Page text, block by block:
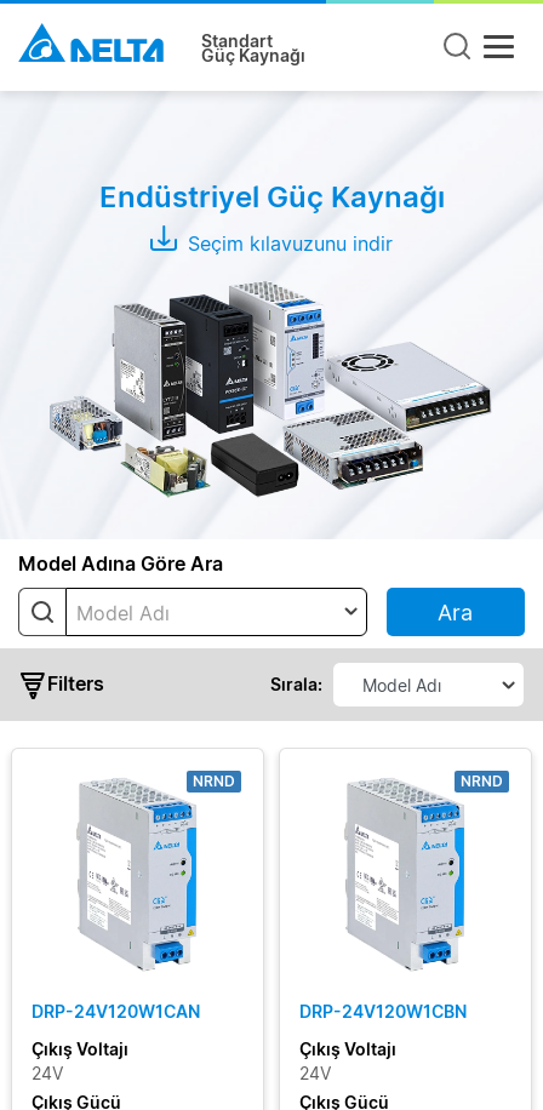
Standart
Güç Kaynağı
Endüstriyel Güç Kaynağı
Seçim kılavuzunu indir
Model Adına Göre Ara
Model Adı Ara
Filters Sırala:
Modüller
Adaptör
Seri
CHROME
II
CliQ
II
CliQ
CliQ
CliQ
VA
Pro
Force-
Çıkış
NRND
DRP-24V120W1CAN
Çıkış Voltajı
24V
Çıkış Gücü
NRND
DRP-24V120W1CBN
Çıkış Voltajı
24V
Çıkış Gücü